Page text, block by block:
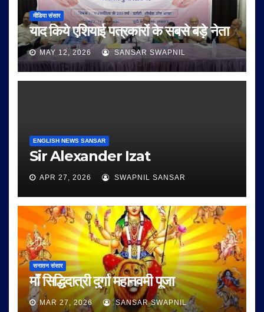
मीडिया संसार
याद किये एशियाई पत्रकारों के सबसे बड़े नेता
MAY 12, 2026 SANSAR SWAPNIL
ENGLISH NEWS SANSAR
Sir Alexander Izat
APR 27, 2026 SWAPNIL SANSAR
सनातन संसार
माँ सिद्धिदात्री दुर्गा महानवमी पूजा
MAR 27, 2026 SANSAR SWAPNIL